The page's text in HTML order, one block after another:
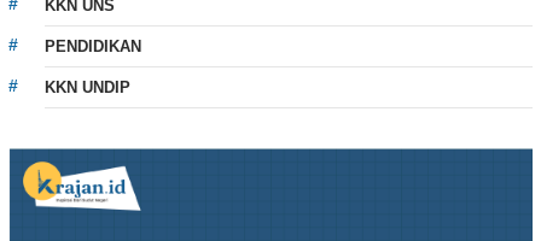
KKN UNS
PENDIDIKAN
KKN UNDIP